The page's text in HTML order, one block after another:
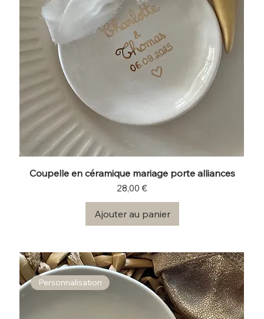
Coupelle en céramique mariage porte alliances
Prix
28,00 €
Ajouter au panier
Personnalisation